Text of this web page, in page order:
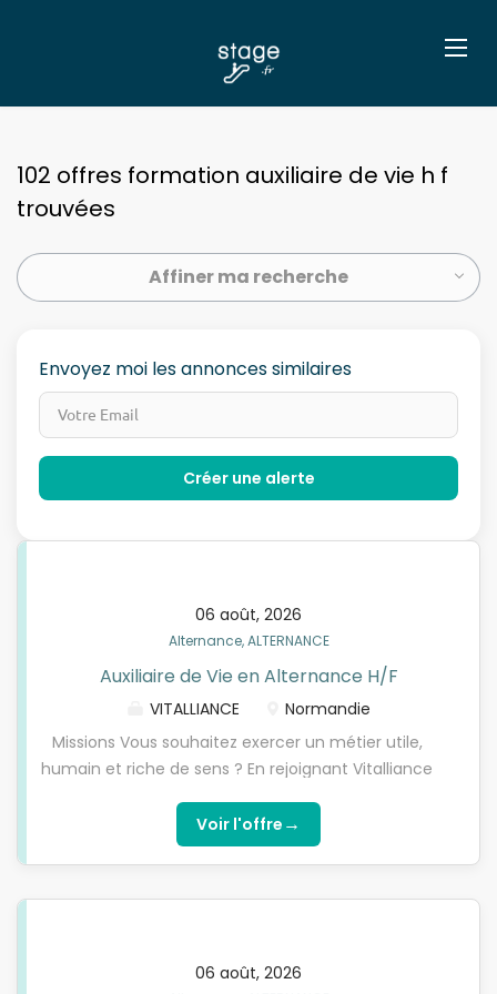
102 offres formation auxiliaire de vie h f
trouvées
Affiner ma recherche
Envoyez moi les annonces similaires
06 août, 2026
Alternance, ALTERNANCE
Auxiliaire de Vie en Alternance H/F
VITALLIANCE
Normandie
Missions Vous souhaitez exercer un métier utile,
humain et riche de sens ? En rejoignant Vitalliance
contrat d'apprentissage ou de professionnalisation,
vous participez chaque jour au maintien à domicile
Aux côtés d'un professionnel expérimenté, vous
quotidien : lever, coucher, aide à la toilette,
Voir l'offre →
06 août, 2026